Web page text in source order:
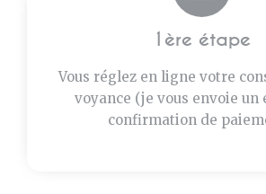
1ère étape
Vous réglez en ligne votre
voyance (je vous envoie un
confirmation de